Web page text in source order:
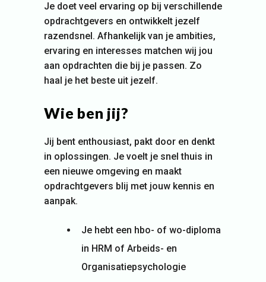
Je doet veel ervaring op bij verschillende
opdrachtgevers en ontwikkelt jezelf
razendsnel. Afhankelijk van je ambities,
ervaring en interesses matchen wij jou
aan opdrachten die bij je passen. Zo
haal je het beste uit jezelf.
Wie ben jij?
Jij bent enthousiast, pakt door en denkt
in oplossingen. Je voelt je snel thuis in
een nieuwe omgeving en maakt
opdrachtgevers blij met jouw kennis en
aanpak.
Je hebt een hbo- of wo-diploma
in HRM of Arbeids- en
Organisatiepsychologie